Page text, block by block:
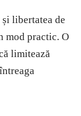
libertatea de
mod practic. O
limitează